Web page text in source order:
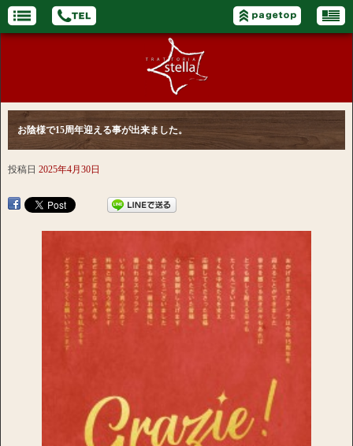
お陰様で15周年迎える事が出来ました。
投稿日 2025年4月30日